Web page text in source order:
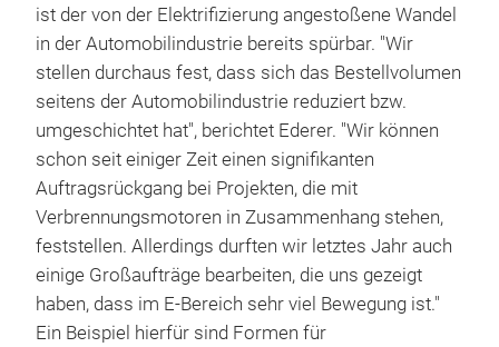
ist der von der Elektrifizierung angestoßene Wandel
in der Automobilindustrie bereits spürbar. "Wir
stellen durchaus fest, dass sich das Bestellvolumen
seitens der Automobilindustrie reduziert bzw.
umgeschichtet hat", berichtet Ederer. "Wir können
schon seit einiger Zeit einen signifikanten
Auftragsrückgang bei Projekten, die mit
Verbrennungsmotoren in Zusammenhang stehen,
feststellen. Allerdings durften wir letztes Jahr auch
einige Großaufträge bearbeiten, die uns gezeigt
haben, dass im E-Bereich sehr viel Bewegung ist."
Ein Beispiel hierfür sind Formen für